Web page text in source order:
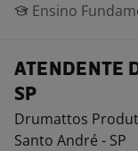
Ensino
ATENDENTE
SP
Drumattos
Santo André - SP